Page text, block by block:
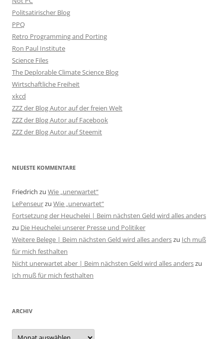
Politsatirischer Blog
PPQ
Retro Programming and Porting
Ron Paul Institute
Science Files
The Deplorable Climate Science Blog
Wirtschaftliche Freiheit
xkcd
ZZZ der Blog Autor auf der freien Welt
ZZZ der Blog Autor auf Facebook
ZZZ der Blog Autor auf Steemit
NEUESTE KOMMENTARE
Friedrich zu Wie „unerwartet“
LePenseurzu Wie „unerwartet“
Fortsetzung der Heuchelei | Beim nächsten Geld wird alles anders
zu Die Heuchelei unserer Presse und Politiker
Weitere Belege | Beim nächsten Geld wird alles anderszu Ich muß
für mich festhalten
Nicht unerwartet aber | Beim nächsten Geld wird alles anderszu
Ich muß für mich festhalten
ARCHIV
Archiv